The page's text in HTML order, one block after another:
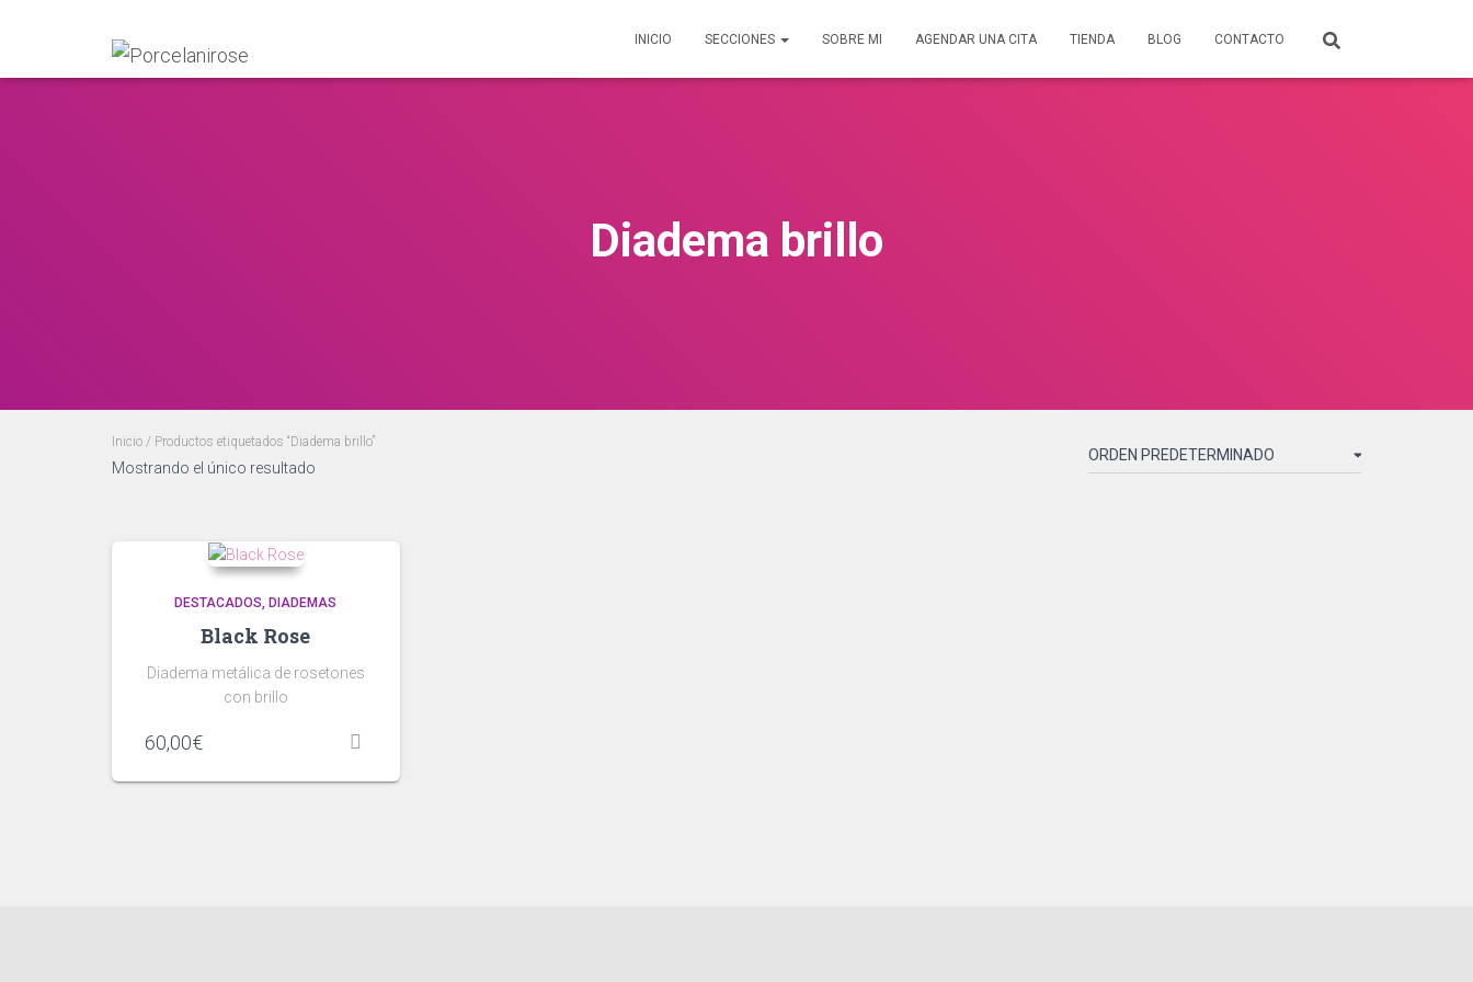
INICIO SECCIONES SOBRE MI AGENDAR UNA CITA TIENDA BLOG CONTACTO
Diadema brillo
Inicio / Productos etiquetados “Diadema brillo”
Mostrando el único resultado
DESTACADOS DIADEMAS
Black Rose
Diadema metálica de rosetones
con brillo
60,00€